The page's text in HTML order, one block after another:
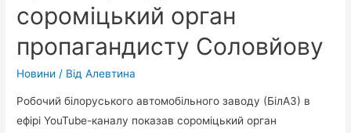
сороміцький орган
пропагандисту Соловйову
Новини / ВідАлевтина
Робочий білоруського автомобільного заводу (БілАЗ) в
ефірі YouTube-каналу показав сороміцький орган